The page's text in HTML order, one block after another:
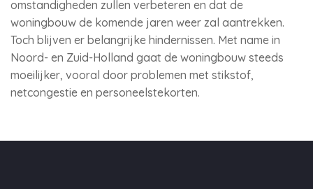
omstandigheden zullen verbeteren en dat de
woningbouw de komende jaren weer zal aantrekken.
Toch blijven er belangrijke hindernissen. Met name in
Noord- en Zuid-Holland gaat de woningbouw steeds
moeilijker, vooral door problemen met stikstof,
netcongestie en personeelstekorten.